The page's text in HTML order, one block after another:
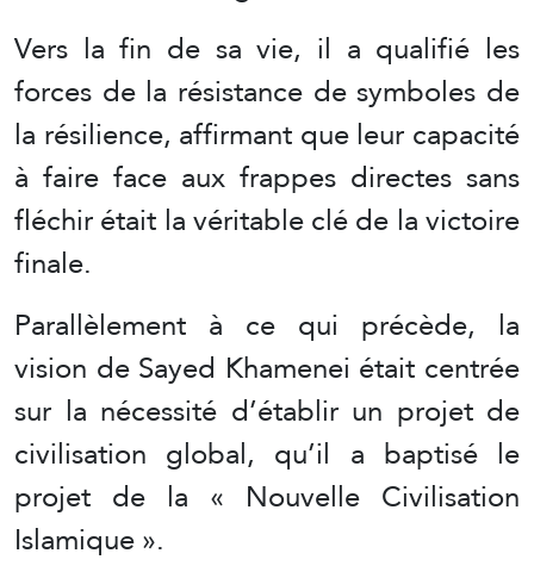
Vers la fin de sa vie, il a qualifié les
forces de la résistance de symboles de
la résilience, affirmant que leur capacité
à faire face aux frappes directes sans
fléchir était la véritable clé de la victoire
finale.
Parallèlement à ce qui précède, la
vision de Sayed Khamenei était centrée
sur la nécessité d’établir un projet de
civilisation global, qu’il a baptisé le
projet de la « Nouvelle Civilisation
Islamique ».